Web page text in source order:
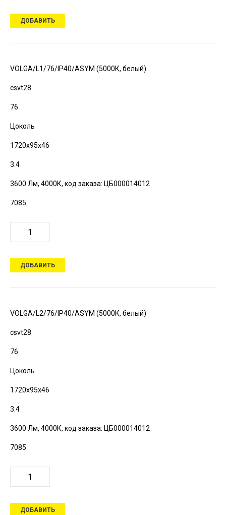
ДОБАВИТЬ
VOLGA/L1/76/IP40/ASYM (5000К, белый)
csvt28
76
Цоколь
1720х95х46
3.4
3600 Лм, 4000К, код заказа: ЦБ000014012
7085
ДОБАВИТЬ
VOLGA/L2/76/IP40/ASYM (5000К, белый)
csvt28
76
Цоколь
1720х95х46
3.4
3600 Лм, 4000К, код заказа: ЦБ000014012
7085
ДОБАВИТЬ